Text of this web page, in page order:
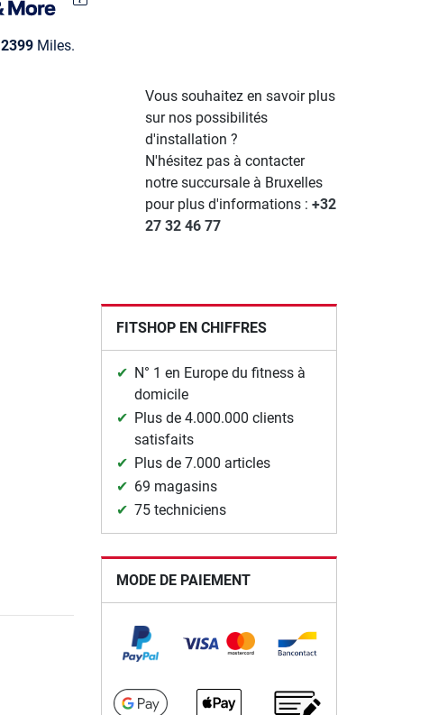
2399Miles.
Vous souhaitez en savoir plus
sur nos possibilités
d'installation ?
N'hésitez pas à contacter
notre succursale à Bruxelles
pour plus d'informations :+32
27 32 46 77
FITSHOP EN CHIFFRES
N° 1 en Europe du fitness à
domicile
Plus de 4.000.000 clients
satisfaits
Plus de 7.000 articles
69 magasins
75 techniciens
MODE DE PAIEMENT